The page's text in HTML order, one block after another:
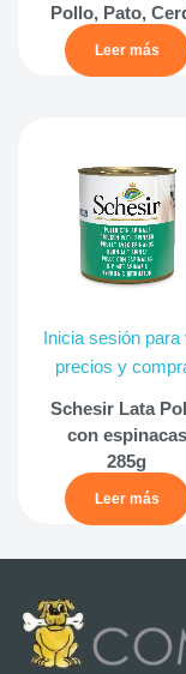
Pollo, Pato,
Leer más
Inicia sesión para
precios y
Schesir Lata
con espinacas
285g
Leer más